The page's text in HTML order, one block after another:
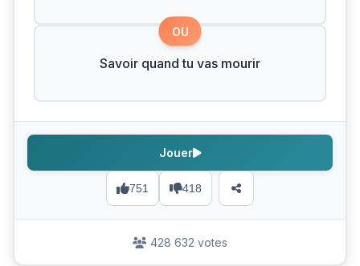
OU
Savoir quand tu vas mourir
751 418
Jouer
428 632 votes